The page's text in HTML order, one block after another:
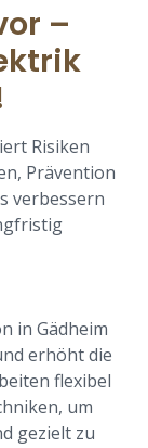
–
Risiken
Prävention
verbessern
in Gädheim
erhöht die
flexibel
um
gezielt zu